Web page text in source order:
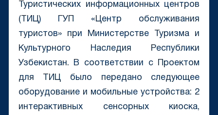
Туристических информационных центров
(ТИЦ) ГУП «Центр обслуживания
туристов» при Министерстве Туризма и
Культурного Наследия Республики
Узбекистан. В соответствии с Проектом
для ТИЦ было передано следующее
оборудование и мобильные устройства: 2
интерактивных сенсорных киоска,